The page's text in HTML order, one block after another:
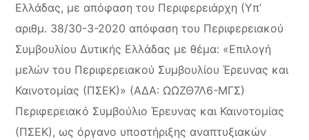
Ελλάδας, με απόφαση του Περιφερειάρχη (Υπ’
αριθμ. 38/30-3-2020 απόφαση του Περιφερειακού
Συμβουλίου Δυτικής Ελλάδας με θέμα: «Επιλογή
μελών του Περιφερειακού Συμβουλίου Έρευνας και
Καινοτομίας (ΠΣΕΚ)» (ΑΔΑ: ΩΩΖΘ7Λ6-ΜΓΣ)
Περιφερειακό Συμβούλιο Έρευνας και Καινοτομίας
(ΠΣΕΚ), ως όργανο υποστήριξης αναπτυξιακών